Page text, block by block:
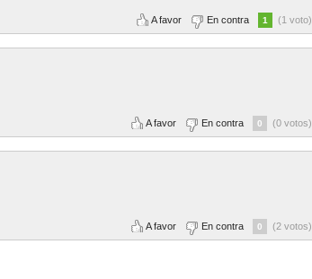
A favor En contra 1 (1 voto)
A favor En contra 0 (0 votos)
A favor En contra 0 (2 votos)